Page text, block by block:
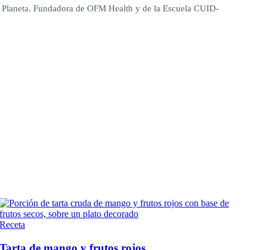
Fundadora de OFM Health y de la Escuela CUID-
Receta